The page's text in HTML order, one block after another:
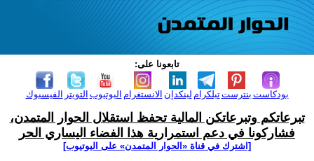
تابعونا على:
الفيسبوك التويتر اليوتيوب الانستغرام لينكدإن تيلكرامبنترست بودكاست
تبرعاتكم وتبرعاتكن المالية تحفظ استقلال الحوار المتمدن،
فشاركونا في دعم استمرارية هذا الفضاء اليساري الحر
[اشترك في قناة ‫«الحوار المتمدن» على اليوتيوب]